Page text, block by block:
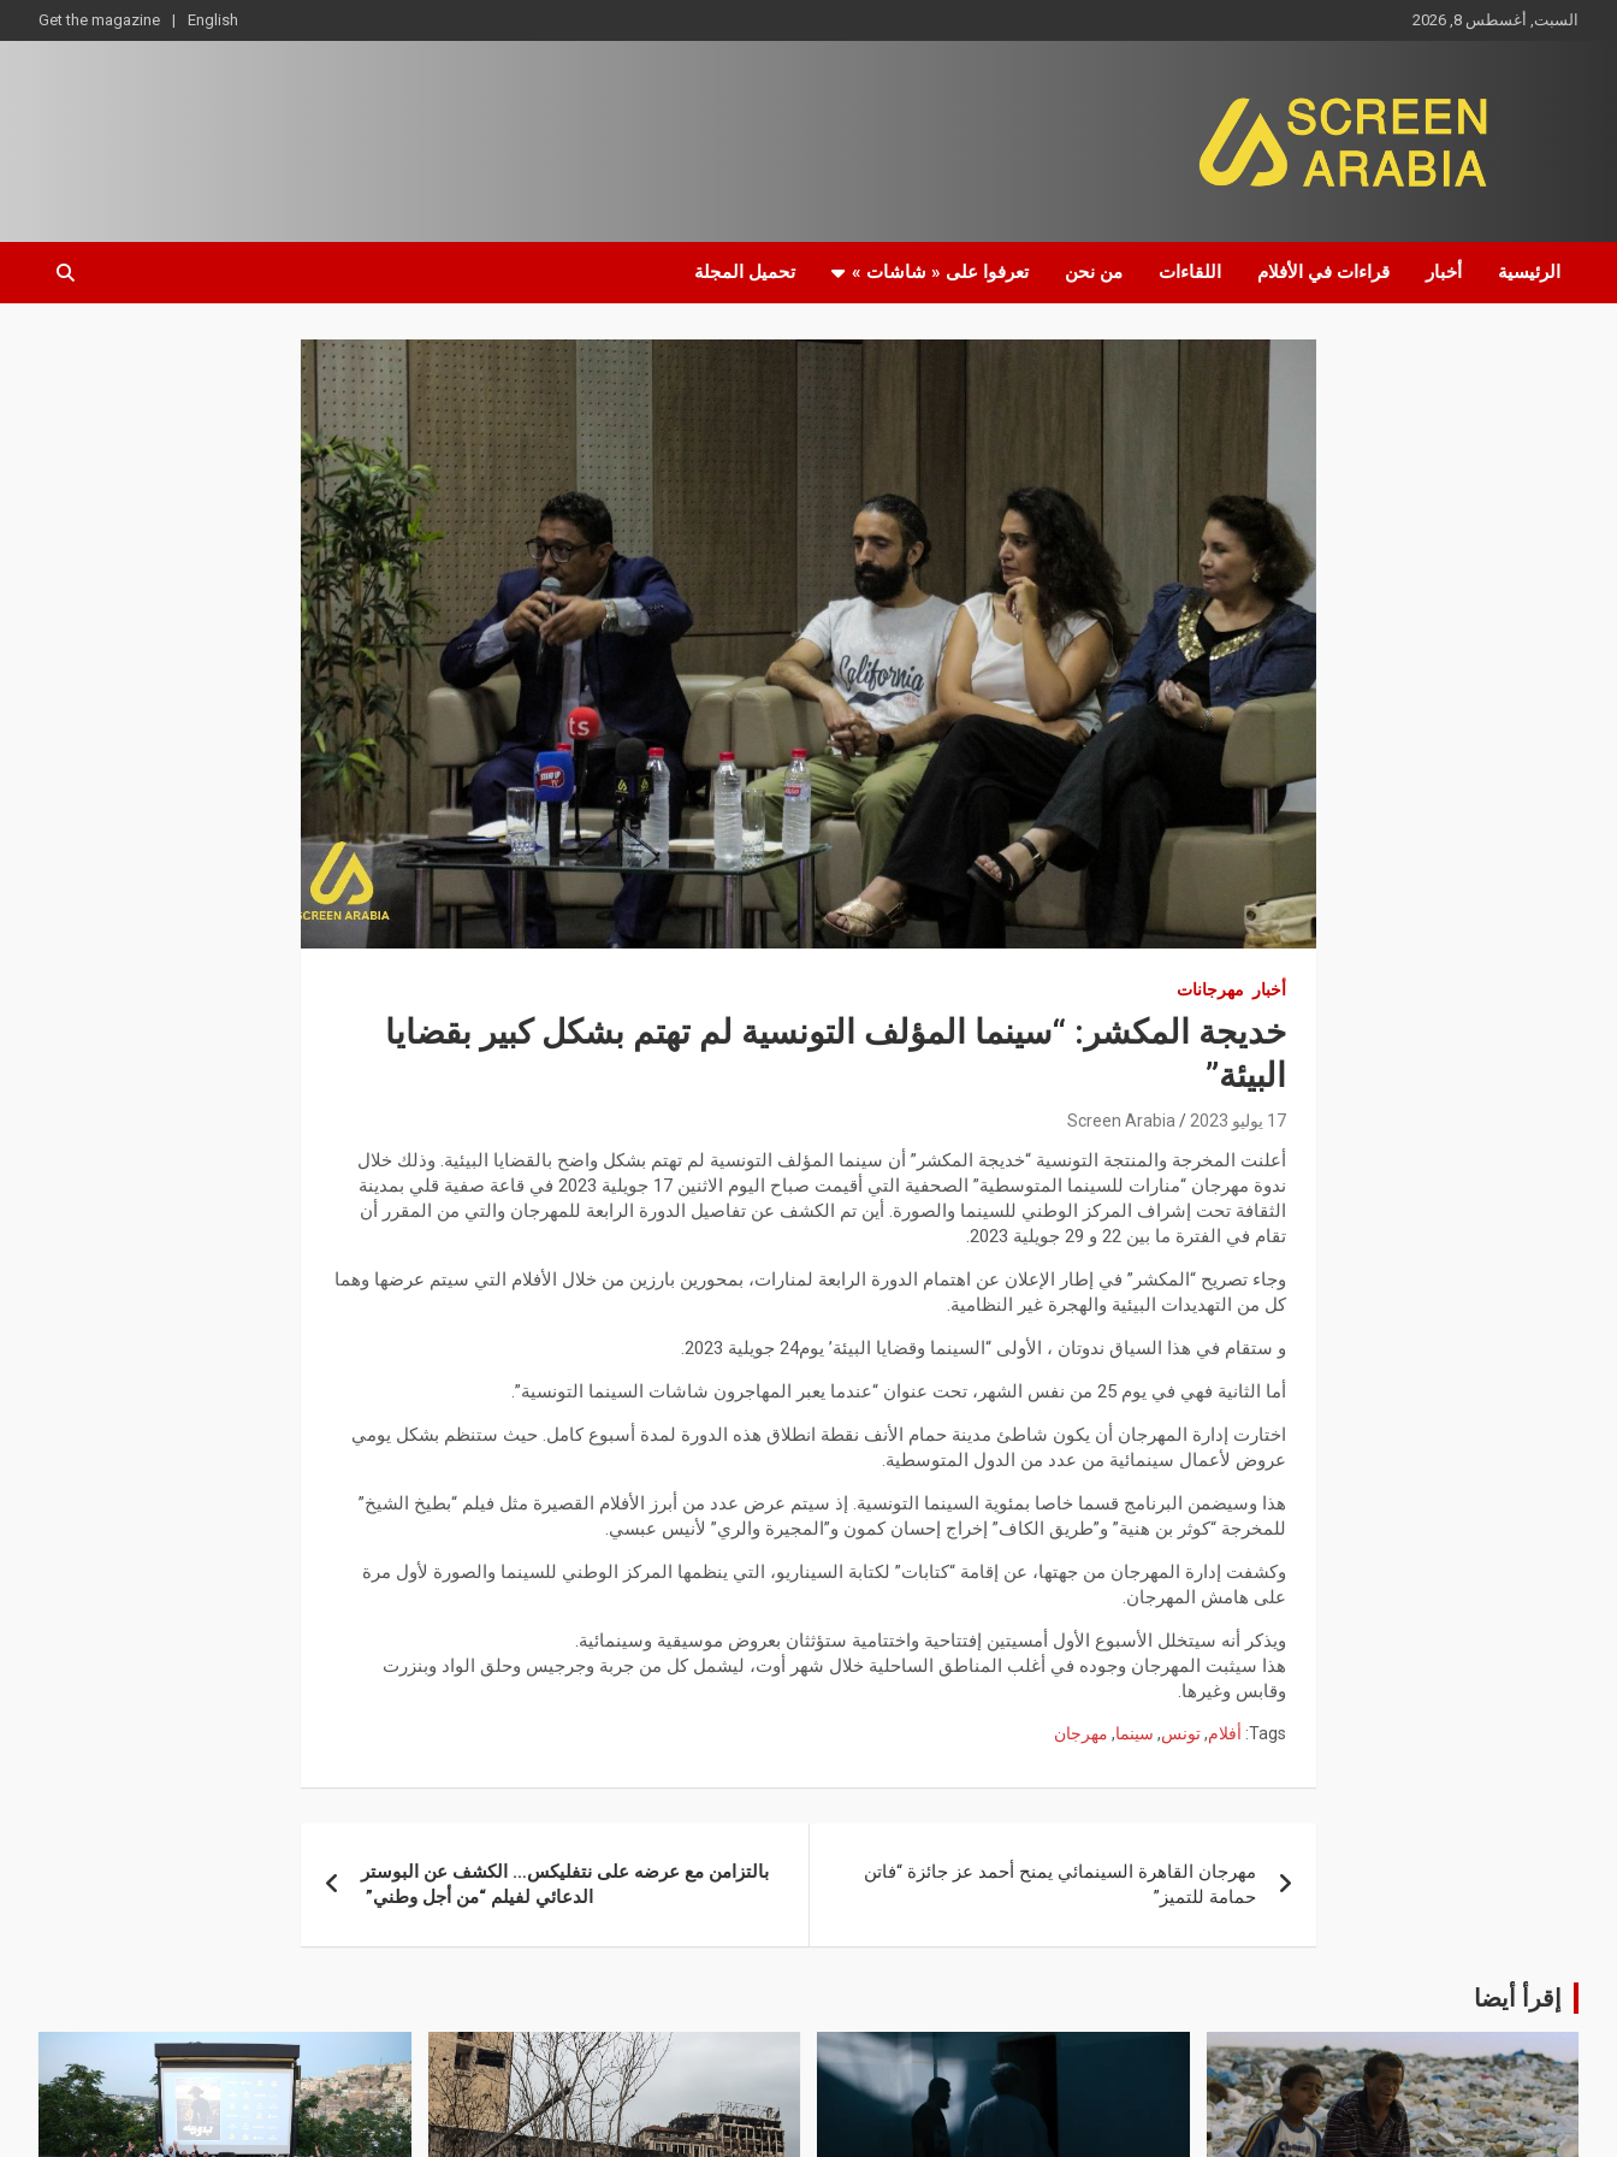
السبت, أغسطس 8, 2026 English
Get the magazine
Screen Arabia
الرئيسية أخبار قراءات في الأفلام اللقاءات من نحن تعرفوا على « شاشات » تحميل المجلة
أخبار مهرجانات
خديجة المكشر: “سينما المؤلف التونسية لم تهتم بشكل كبير بقضايا
البيئة”
17 يوليو 2023 Screen Arabia
أعلنت المخرجة والمنتجة التونسية “خديجة المكشر” أن سينما المؤلف التونسية لم تهتم بشكل واضح بالقضايا البيئية. وذلك خلال
ندوة مهرجان “منارات للسينما المتوسطية” الصحفية التي أقيمت صباح اليوم الاثنين 17 جويلية 2023 في قاعة صفية قلي بمدينة
الثقافة تحت إشراف المركز الوطني للسينما والصورة. أين تم الكشف عن تفاصيل الدورة الرابعة للمهرجان والتي من المقرر أن
تقام في الفترة ما بين 22 و 29 جويلية 2023.
وجاء تصريح “المكشر” في إطار الإعلان عن اهتمام الدورة الرابعة لمنارات، بمحورين بارزين من خلال الأفلام التي سيتم عرضها وهما
كل من التهديدات البيئية والهجرة غير النظامية.
و ستقام في هذا السياق ندوتان ، الأولى “السينما وقضايا البيئة’ يوم24 جويلية 2023.
أما الثانية فهي في يوم 25 من نفس الشهر، تحت عنوان “عندما يعبر المهاجرون شاشات السينما التونسية”.
اختارت إدارة المهرجان أن يكون شاطئ مدينة حمام الأنف نقطة انطلاق هذه الدورة لمدة أسبوع كامل. حيث ستنظم بشكل يومي
عروض لأعمال سينمائية من عدد من الدول المتوسطية.
هذا وسيضمن البرنامج قسما خاصا بمئوية السينما التونسية. إذ سيتم عرض عدد من أبرز الأفلام القصيرة مثل فيلم “بطيخ الشيخ”
للمخرجة “كوثر بن هنية” و”طريق الكاف” إخراج إحسان كمون و”المجيرة والري” لأنيس عبسي.
وكشفت إدارة المهرجان من جهتها، عن إقامة “كتابات” لكتابة السيناريو، التي ينظمها المركز الوطني للسينما والصورة لأول مرة
على هامش المهرجان.
ويذكر أنه سيتخلل الأسبوع الأول أمسيتين إفتتاحية واختتامية ستؤثثان بعروض موسيقية وسينمائية.
هذا سيثبت المهرجان وجوده في أغلب المناطق الساحلية خلال شهر أوت، ليشمل كل من جربة وجرجيس وحلق الواد وبنزرت
وقابس وغيرها.
Tags: أفلام,تونس, سينما, مهرجان
مهرجان القاهرة السينمائي يمنح أحمد عز جائزة “فاتن
حمامة للتميز”
بالتزامن مع عرضه على نتفليكس… الكشف عن البوستر
الدعائي لفيلم “من أجل وطني”
إقرأ أيضا